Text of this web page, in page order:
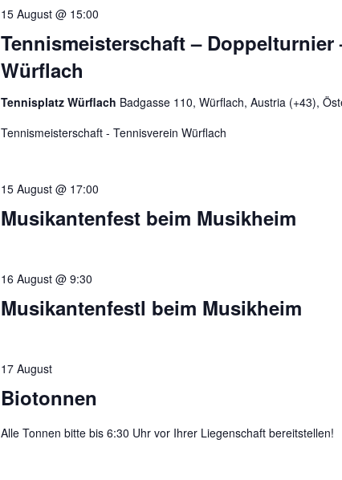
Tennismeisterschaft – Doppelturnier
Würflach
15 August @ 15:00
Tennisplatz Würflach Badgasse 110, Würflach, Austria (+43),
Tennismeisterschaft - Tennisverein Würflach
Musikantenfest beim Musikheim
15 August @ 17:00
Musikantenfestl beim Musikheim
16 August @ 9:30
Biotonnen
17 August
Alle Tonnen bitte bis 6:30 Uhr vor Ihrer Liegenschaft bereitstellen!